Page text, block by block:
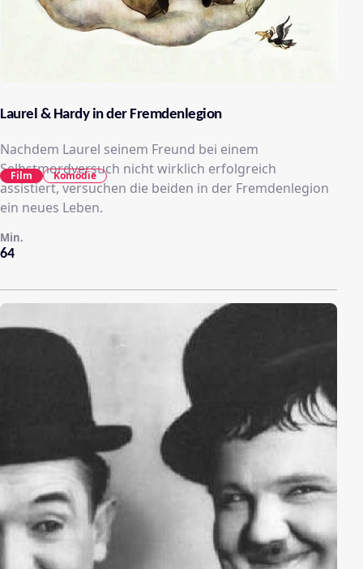
Laurel & Hardy in der Fremdenlegion
Nachdem Laurel seinem Freund bei einem
Selbstmordversuch nicht wirklich erfolgreich
assistiert, versuchen die beiden in der Fremdenlegion
ein neues Leben.
64
Min.
Film Komödie